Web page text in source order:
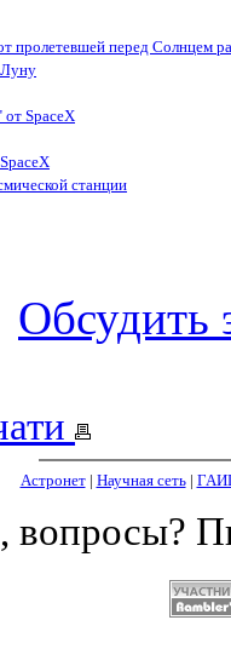
пролетевшей перед Солнцем
от SpaceX
станции
Обсудить
Астронет| Научная сеть|
вопросы?